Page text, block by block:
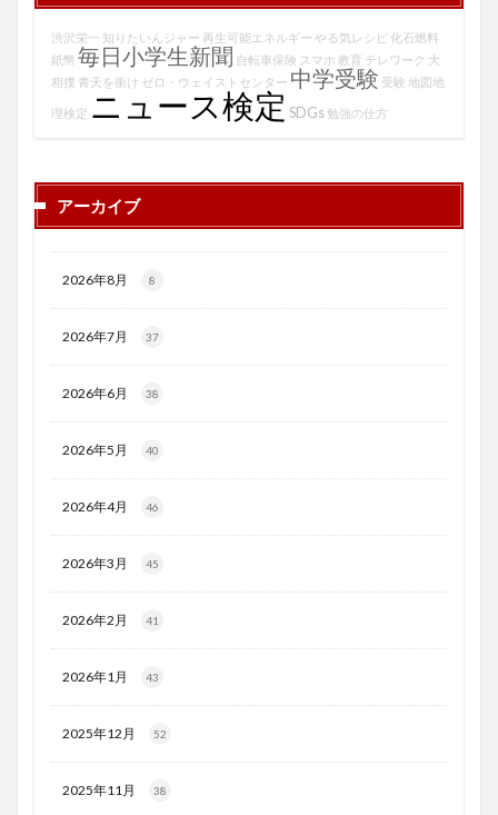
渋沢栄一 知りたいんジャー 再生可能エネルギー やる気レシピ 化石燃料
紙幣 毎日小学生新聞 自転車保険 スマホ 教育 テレワーク 大
相撲 青天を衝け ゼロ・ウェイストセンター 中学受験 受験 地図地
理検定 ニュース検定 SDGs 勉強の仕方
アーカイブ
2026年8月 8
2026年7月 37
2026年6月 38
2026年5月 40
2026年4月 46
2026年3月 45
2026年2月 41
2026年1月 43
2025年12月 52
2025年11月 38